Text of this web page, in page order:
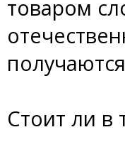
товаром
Стоит ли в